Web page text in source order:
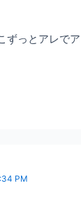
ずっとアレで
PM